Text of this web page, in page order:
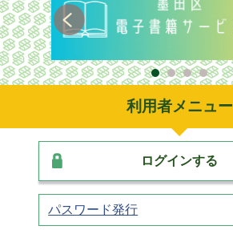
利用者メニュー
ログインする
パスワード発行